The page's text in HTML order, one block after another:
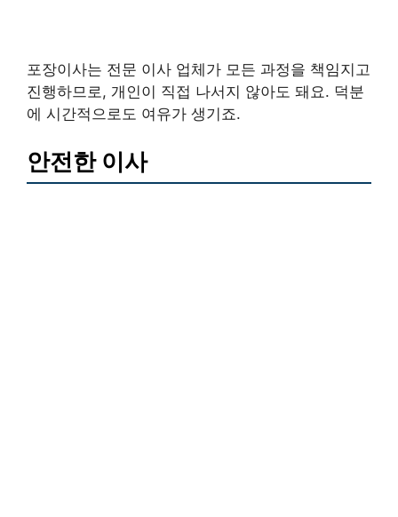
포장이사는 전문 이사 업체가 모든 과정을 책임지고
진행하므로, 개인이 직접 나서지 않아도 돼요. 덕분
에 시간적으로도 여유가 생기죠.
안전한 이사